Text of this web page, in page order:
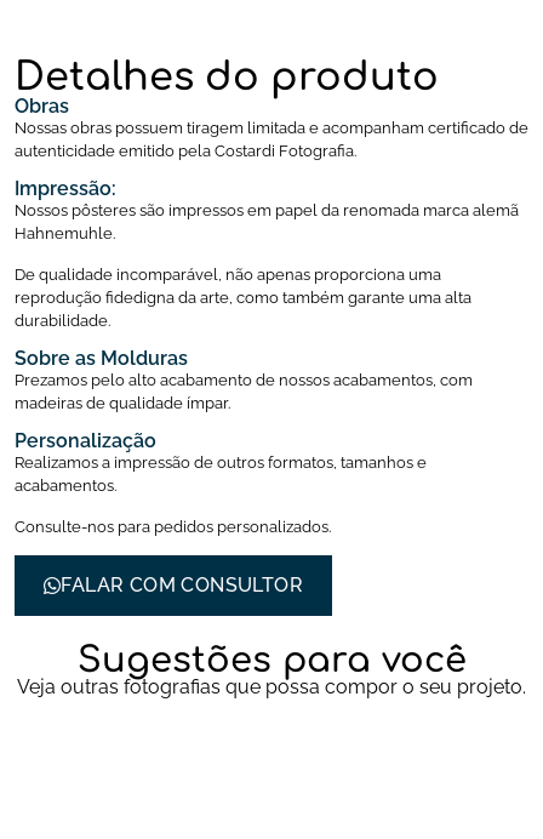
Detalhes do produto
Obras
Nossas obras possuem tiragem limitada e acompanham certificado de
autenticidade emitido pela Costardi Fotografia.
Impressão:
Nossos pôsteres são impressos em papel da renomada marca alemã
Hahnemuhle.
De qualidade incomparável, não apenas proporciona uma
reprodução fidedigna da arte, como também garante uma alta
durabilidade.
Sobre as Molduras
Prezamos pelo alto acabamento de nossos acabamentos, com
madeiras de qualidade ímpar.
Personalização
Realizamos a impressão de outros formatos, tamanhos e
acabamentos.
Consulte-nos para pedidos personalizados.
FALAR COM CONSULTOR
Sugestões para você
Veja outras fotografias que possa compor o seu projeto.